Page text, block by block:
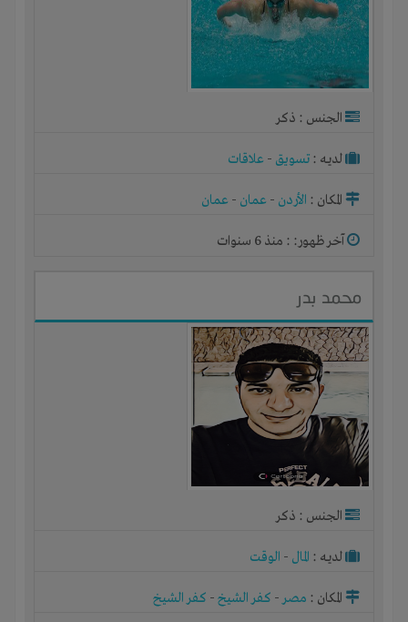
الجنس : ذكر
لديـه : تسويق - علاقات
المكان : الأردن - عمان - عمان
آخر ظهور: : منذ 6 سنوات
محمد بدر
الجنس : ذكر
لديـه : المال - الوقت
المكان : مصر- كفر الشيخ- كفر الشيخ